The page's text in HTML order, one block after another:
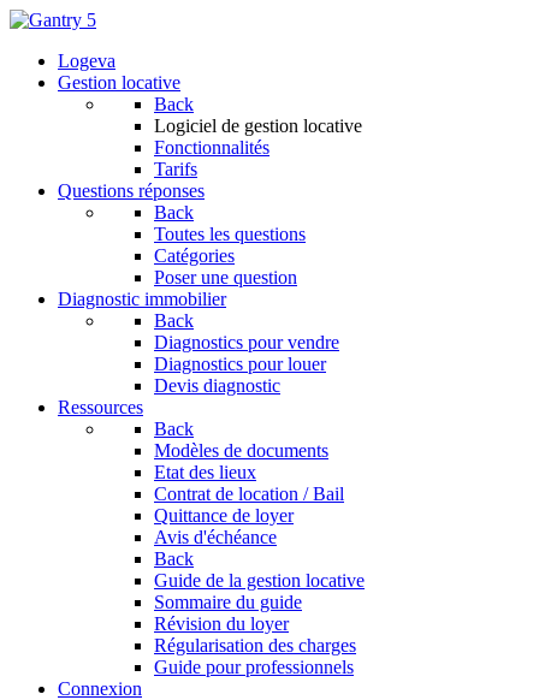
Logeva
Gestion locative
Back
Logiciel de gestion locative
Fonctionnalités
Tarifs
Questions réponses
Back
Toutes les questions
Catégories
Poser une question
Diagnostic immobilier
Back
Diagnostics pour vendre
Diagnostics pour louer
Devis diagnostic
Ressources
Back
Modèles de documents
Etat des lieux
Contrat de location / Bail
Quittance de loyer
Avis d'échéance
Back
Guide de la gestion locative
Sommaire du guide
Révision du loyer
Régularisation des charges
Guide pour professionnels
Connexion